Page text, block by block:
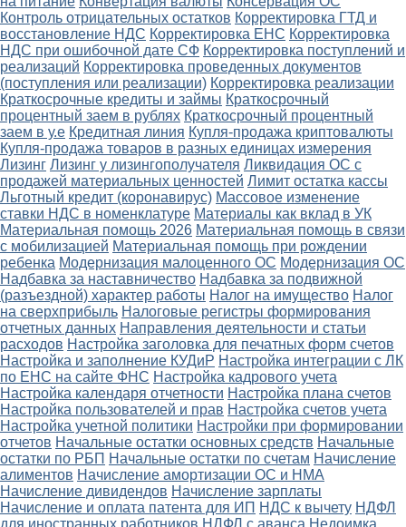
Контроль отрицательных остатков Корректировка ГТД и
восстановление НДС Корректировка ЕНС Корректировка
НДС при ошибочной дате СФ Корректировка поступлений и
реализаций Корректировка проведенных документов
(поступления или реализации) Корректировка реализации
Краткосрочные кредиты и займы Краткосрочный
процентный заем в рублях Краткосрочный процентный
заем в у.е Кредитная линия Купля-продажа криптовалюты
Купля-продажа товаров в разных единицах измерения
Лизинг Лизинг у лизингополучателя Ликвидация ОС с
продажей материальных ценностей Лимит остатка кассы
Льготный кредит (коронавирус) Массовое изменение
ставки НДС в номенклатуре Материалы как вклад в УК
Материальная помощь 2026 Материальная помощь в связи
с мобилизацией Материальная помощь при рождении
ребенка Модернизация малоценного ОС Модернизация ОС
Надбавка за наставничество Надбавка за подвижной
(разъездной) характер работы Налог на имущество Налог
на сверхприбыль Налоговые регистры формирования
отчетных данных Направления деятельности и статьи
расходов Настройка заголовка для печатных форм счетов
Настройка и заполнение КУДиР Настройка интеграции с ЛК
по ЕНС на сайте ФНС Настройка кадрового учета
Настройка календаря отчетности Настройка плана счетов
Настройка пользователей и прав Настройка счетов учета
Настройка учетной политики Настройки при формировании
отчетов Начальные остатки основных средств Начальные
остатки по РБП Начальные остатки по счетам Начисление
алиментов Начисление амортизации ОС и НМА
Начисление дивидендов Начисление зарплаты
Начисление и оплата патента для ИП НДС к вычету НДФЛ
для иностранных работников НДФЛ с аванса Недоимка,